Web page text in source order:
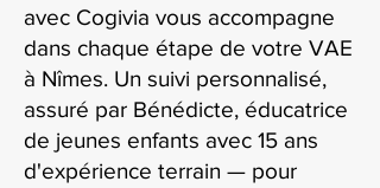
avec Cogivia vous accompagne
dans chaque étape de votre VAE
à Nîmes. Un suivi personnalisé,
assuré par Bénédicte, éducatrice
de jeunes enfants avec 15 ans
d'expérience terrain — pour